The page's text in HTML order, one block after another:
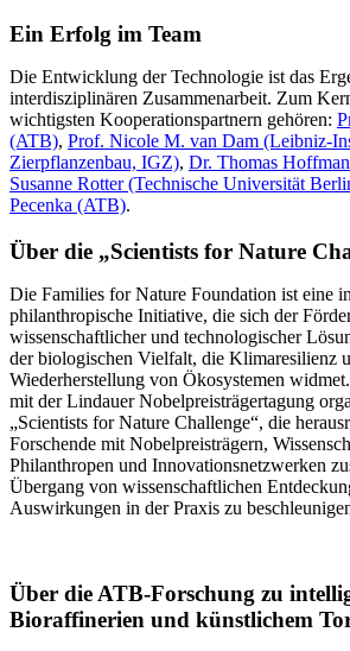
Ein Erfolg im Team
Die Entwicklung der Technologie ist das
interdisziplinären Zusammenarbeit. Zum
wichtigsten Kooperationspartnern gehören:
(ATB), Prof. Nicole M. van Dam (Leibniz-
Zierpflanzenbau, IGZ), Dr. Thomas
Susanne Rotter (Technische Universität
Pecenka (ATB).
Über die „Scientists for Nature
Die Families for Nature Foundation ist eine
philanthropische Initiative, die sich der
wissenschaftlicher und technologischer
der biologischen Vielfalt, die Klimaresilienz
Wiederherstellung von Ökosystemen
mit der Lindauer Nobelpreisträgertagung
„Scientists for Nature Challenge“, die
Forschende mit Nobelpreisträgern,
Philanthropen und Innovationsnetzwerken
Übergang von wissenschaftlichen
Auswirkungen in der Praxis zu
Über die ATB-Forschung zu
Bioraffinerien und künstlichem